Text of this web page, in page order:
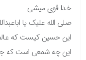
خدا قوی میشی
صلی الله علیک یا اباعبدالله
این حسین کیست که عالم
این چه شمعی است که